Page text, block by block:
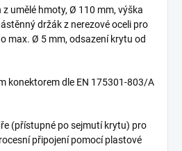
umělé hmoty, Ø 110 mm, výška
držák z nerezové oceli pro
max. Ø 5 mm, odsazení krytu od
konektorem dle EN 175301-803/A
(přístupné po sejmutí krytu) pro
připojení pomocí plastové